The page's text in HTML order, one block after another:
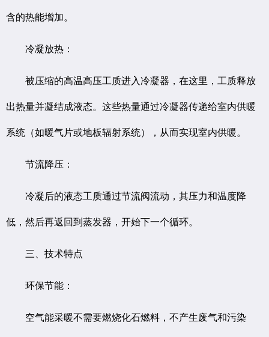
含的热能增加。
冷凝放热：
被压缩的高温高压工质进入冷凝器，在这里，工质释放
出热量并凝结成液态。这些热量通过冷凝器传递给室内供暖
系统（如暖气片或地板辐射系统），从而实现室内供暖。
节流降压：
冷凝后的液态工质通过节流阀流动，其压力和温度降
低，然后再返回到蒸发器，开始下一个循环。
三、技术特点
环保节能：
空气能采暖不需要燃烧化石燃料，不产生废气和污染